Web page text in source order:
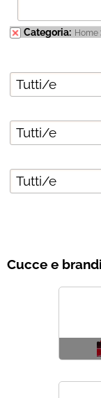
I
Categoria: Home
Cucce e